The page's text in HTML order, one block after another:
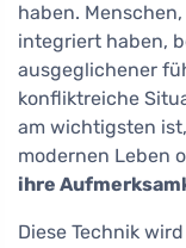
haben.
integriert haben,
ausgeglichener
konfliktreiche
am wichtigsten
modernen Leben
ihre
Diese Technik